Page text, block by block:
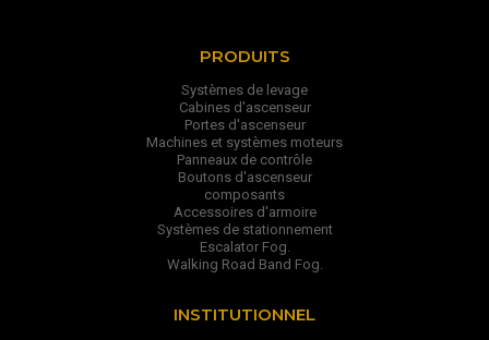
PRODUITS
Systèmes de levage
Cabines d'ascenseur
Portes d'ascenseur
Machines et systèmes moteurs
Panneaux de contrôle
Boutons d'ascenseur
composants
Accessoires d'armoire
Systèmes de stationnement
Escalator Fog.
Walking Road Band Fog.
INSTITUTIONNEL